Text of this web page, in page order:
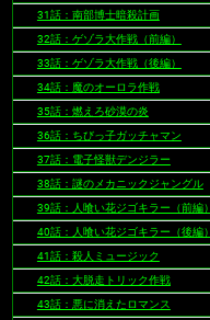
31話：南部博士暗殺計画
32話：ゲゾラ大作戦（前編）
33話：ゲゾラ大作戦（後編）
34話：魔のオーロラ作戦
35話：燃えろ砂漠の炎
36話：ちびっ子ガッチャマン
37話：電子怪獣デンジラー
38話：謎のメカニックジャングル
39話：人喰い花ジゴキラー（前編）
40話：人喰い花ジゴキラー（後編）
41話：殺人ミュージック
42話：大脱走トリック作戦
43話：悪に消えたロマンス